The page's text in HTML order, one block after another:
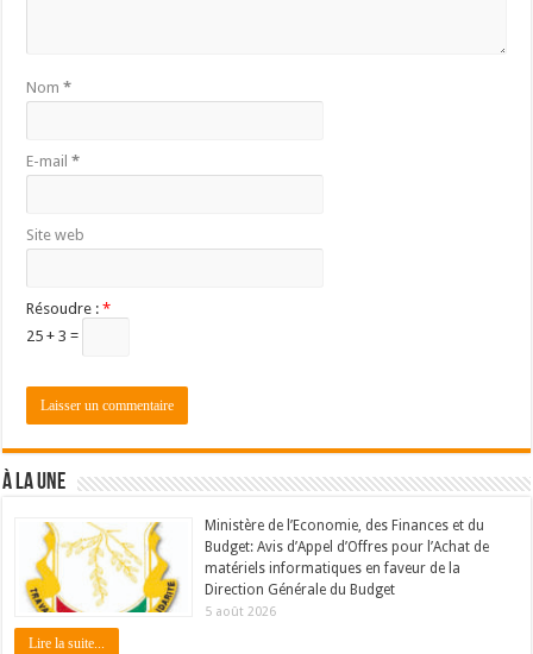
Nom*
E-mail*
Site web
Résoudre :*
25 + 3 =
À LA UNE
Ministère de l’Economie, des Finances et du
Budget: Avis d’Appel d’Offres pour l’Achat de
matériels informatiques en faveur de la
Direction Générale du Budget
5 août 2026
Lire la suite...